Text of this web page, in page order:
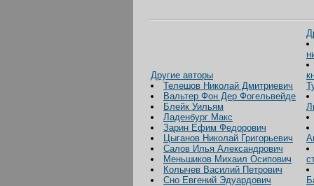
Другие авторы
Телешов Николай Дмитриевич
Вальтер Фон Дер Фогельвейде
Блейк Уильям
Ладенбург Макс
Зарин Ефим Федорович
Цыганов Николай Григорьевич
Салов Илья Александрович
Меньшиков Михаил Осипович
Колычев Василий Петрович
Сно Евгений Эдуардович